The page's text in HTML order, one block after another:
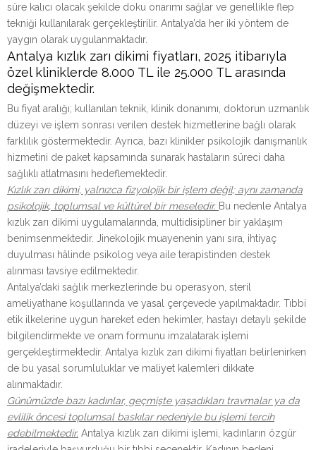
süre kalıcı olacak şekilde doku onarımı sağlar ve genellikle flep
tekniği kullanılarak gerçekleştirilir. Antalya’da her iki yöntem de
yaygın olarak uygulanmaktadır.
Antalya kızlık zarı dikimi fiyatları, 2025 itibarıyla
özel kliniklerde 8.000 TL ile 25.000 TL arasında
değişmektedir.
Bu fiyat aralığı; kullanılan teknik, klinik donanımı, doktorun uzmanlık
düzeyi ve işlem sonrası verilen destek hizmetlerine bağlı olarak
farklılık göstermektedir. Ayrıca, bazı klinikler psikolojik danışmanlık
hizmetini de paket kapsamında sunarak hastaların süreci daha
sağlıklı atlatmasını hedeflemektedir.
Kızlık zarı dikimi, yalnızca fizyolojik bir işlem değil; aynı zamanda
psikolojik, toplumsal ve kültürel bir meseledir. Bu nedenle Antalya
kızlık zarı dikimi uygulamalarında, multidisipliner bir yaklaşım
benimsenmektedir. Jinekolojik muayenenin yanı sıra, ihtiyaç
duyulması hâlinde psikolog veya aile terapistinden destek
alınması tavsiye edilmektedir.
Antalya’daki sağlık merkezlerinde bu operasyon, steril
ameliyathane koşullarında ve yasal çerçevede yapılmaktadır. Tıbbi
etik ilkelerine uygun hareket eden hekimler, hastayı detaylı şekilde
bilgilendirmekte ve onam formunu imzalatarak işlemi
gerçekleştirmektedir. Antalya kızlık zarı dikimi fiyatları belirlenirken
de bu yasal sorumluluklar ve maliyet kalemleri dikkate
alınmaktadır.
Günümüzde bazı kadınlar, geçmişte yaşadıkları travmalar ya da
evlilik öncesi toplumsal baskılar nedeniyle bu işlemi tercih
edebilmektedir. Antalya kızlık zarı dikimi işlemi, kadınların özgür